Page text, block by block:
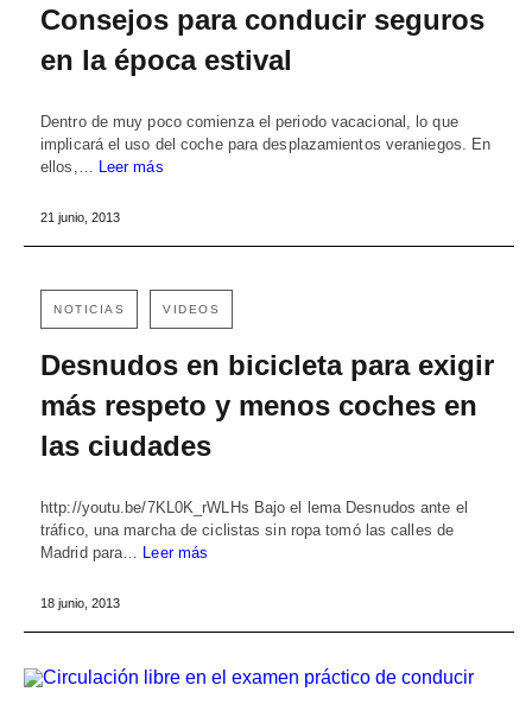
Consejos para conducir seguros
en la época estival
Dentro de muy poco comienza el periodo vacacional, lo que
implicará el uso del coche para desplazamientos veraniegos. En
ellos,…
Leer más
21 junio, 2013
NOTICIAS VIDEOS
Desnudos en bicicleta para exigir
más respeto y menos coches en
las ciudades
http://youtu.be/7KL0K_rWLHs Bajo el lema Desnudos ante el
tráfico, una marcha de ciclistas sin ropa tomó las calles de
Madrid para…
Leer más
18 junio, 2013